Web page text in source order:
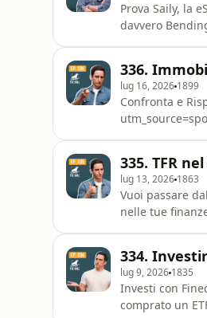
Prova Saily, la
davvero
336.
lug 16, 2026 1899
Confronta e
facciamo i conti
335. TFR
lug 13, 2026 1863
Vuoi passare dalla teoria all'azione? Scopri
nelle tue
esplicitam
334.
lug 9, 2026 1835
Investi con
comprato un